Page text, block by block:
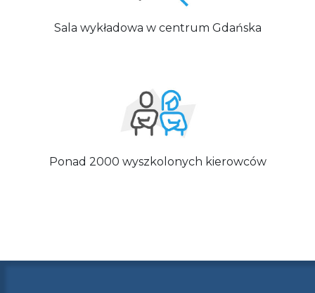
Sala wykładowa w centrum Gdańska
Ponad 2000 wyszkolonych kierowców